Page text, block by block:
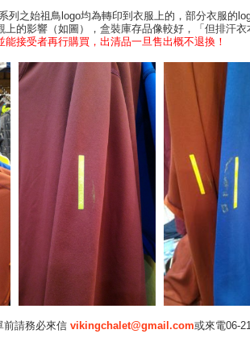
列之始祖鳥logo均為轉印到衣服上的，部分衣服的
上的影響（如圖 ）， 盒裝庫存品像較好，「但排汗
能接受者再行購買，出清品一旦售出概不退換！
前請務必來信 vikingchalet@gmail.com或來電06-